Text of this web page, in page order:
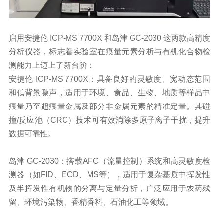
启用安捷伦 ICP-MS 7700X 和岛津GC-2030 这两款高精度
分析仪器，标志着实验室在痕量元素分析与有机化合物检
测能力上迈上了新台阶：
安捷伦 ICP-MS 7700X：具备良好的灵敏度、宽动态范围
和低背景噪声，适用于环境、食品、生物、地质等样品中
痕量乃至超痕量金属及部分非金属元素的精准定量。其碰
撞/反应池（CRC）技术可有效消除多原子离子干扰，提升
数据可靠性。
岛津 GC-2030：搭载AFC（流量控制）系统和高灵敏度检
测器（如FID、ECD、MS等），适用于复杂基质中挥发性
及半挥发性有机物的分离与定量分析，广泛应用于农药残
留、环境污染物、香精香料、石油化工等领域。